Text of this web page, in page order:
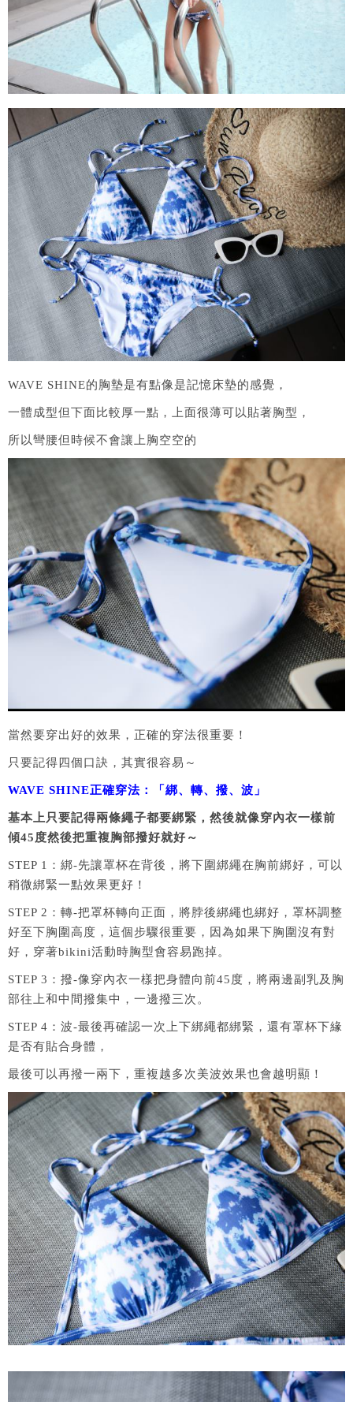
WAVE SHINE的胸墊是有點像是記憶床墊的感覺，
一體成型但下面比較厚一點，上面很薄可以貼著胸型，
所以彎腰但時候不會讓上胸空空的
當然要穿出好的效果，正確的穿法很重要！
只要記得四個口訣，其實很容易～
WAVE SHINE正確穿法：「綁、轉、撥、波」
基本上只要記得兩條繩子都要綁緊，然後就像穿內衣一樣前
傾45度然後把重複胸部撥好就好～
STEP 1：綁-先讓罩杯在背後，將下圍綁繩在胸前綁好，可以
稍微綁緊一點效果更好！
STEP 2：轉-把罩杯轉向正面，將脖後綁繩也綁好，罩杯調整
好至下胸圍高度，這個步驟很重要，因為如果下胸圍沒有對
好，穿著bikini活動時胸型會容易跑掉。
STEP 3：撥-像穿內衣一樣把身體向前45度，將兩邊副乳及胸
部往上和中間撥集中，一邊撥三次。
STEP 4：波-最後再確認一次上下綁繩都綁緊，還有罩杯下緣
是否有貼合身體，
最後可以再撥一兩下，重複越多次美波效果也會越明顯！